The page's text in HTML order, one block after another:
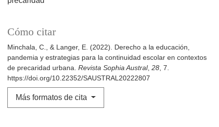
Cómo citar
Minchala, C., & Langer, E. (2022). Derecho a la educación,
pandemia y estrategias para la continuidad escolar en contextos
de precaridad urbana. Revista Sophia Austral, 28, 7.
https://doi.org/10.22352/SAUSTRAL20222807
Más formatos de cita